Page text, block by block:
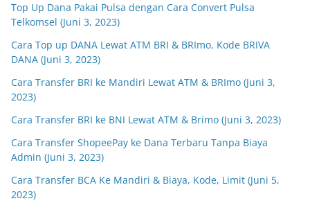
Top Up Dana Pakai Pulsa dengan Cara Convert Pulsa
Telkomsel (Juni 3, 2023)
Cara Top up DANA Lewat ATM BRI & BRImo, Kode BRIVA
DANA (Juni 3, 2023)
Cara Transfer BRI ke Mandiri Lewat ATM & BRImo (Juni 3,
2023)
Cara Transfer BRI ke BNI Lewat ATM & Brimo (Juni 3, 2023)
Cara Transfer ShopeePay ke Dana Terbaru Tanpa Biaya
Admin (Juni 3, 2023)
Cara Transfer BCA Ke Mandiri & Biaya, Kode, Limit (Juni 5,
2023)